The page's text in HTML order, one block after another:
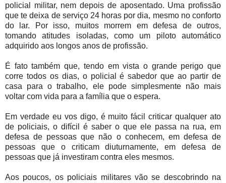
policial militar, nem depois de aposentado. Uma profissão
que te deixa de serviço 24 horas por dia, mesmo no conforto
do lar. Por isso, muitos morrem em defesa de outros,
tomando atitudes isoladas, como um piloto automático
adquirido aos longos anos de profissão.
É fato também que, tendo em vista o grande perigo que
corre todos os dias, o policial é sabedor que ao partir de
casa para o trabalho, ele pode simplesmente não mais
voltar com vida para a família que o espera.
Em verdade eu vos digo, é muito fácil criticar qualquer ato
de policiais, o difícil é saber o que ele passa na rua, em
defesa de pessoas que não o conhecem, em defesa de
pessoas que o criticam diuturnamente, em defesa de
pessoas que já investiram contra eles mesmos.
Aos poucos, os policiais militares vão se descobrindo na